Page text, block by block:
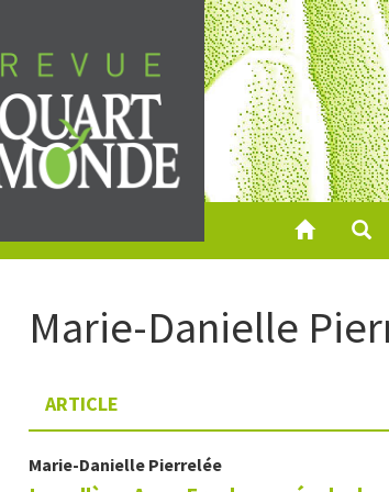
au
contenu
Marie-Danielle
ARTICLE
Marie-Danielle Pierrelée